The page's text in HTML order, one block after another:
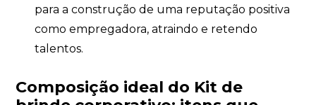
para a construção de uma reputação positiva
como empregadora, atraindo e retendo
talentos.
Composição ideal do Kit de